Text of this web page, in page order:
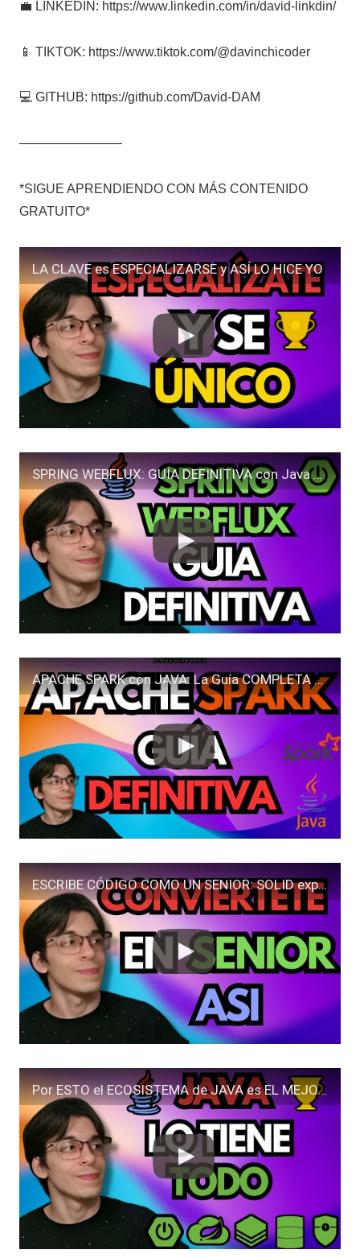
💼 LINKEDIN: https://www.linkedin.com/in/david-linkdin/
📱 TIKTOK: https://www.tiktok.com/@davinchicoder
💻 GITHUB: https://github.com/David-DAM
————————
*SIGUE APRENDIENDO CON MÁS CONTENIDO
GRATUITO*
LA CLAVE es ESPECIALIZARSE y ASÍ LO HICE YO
SPRING WEBFLUX: GUÍA DEFINITIVA con Java de PROGRAMACIÓN REACTIVA desde CERO
APACHE SPARK con JAVA: La Guía COMPLETA para Dominar BIG DATA
ESCRIBE CÓDIGO COMO UN SENIOR: SOLID explicado con ejemplos en JAVA y SPRING BOOT!
Por ESTO el ECOSISTEMA de JAVA es EL MEJOR!